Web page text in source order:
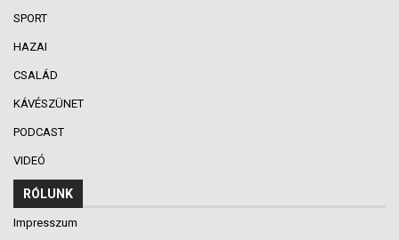
SPORT
HAZAI
CSALÁD
KÁVÉSZÜNET
PODCAST
VIDEÓ
RÓLUNK
Impresszum